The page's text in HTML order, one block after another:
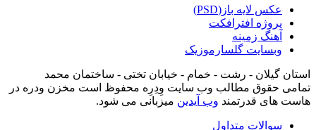
عکس لایه باز(PSD)
پروژه افترافکت
آهنگ زمینه
وبسایت گلسارموزیک
استان گیلان - رشت - خمام - خیابان تختی - ساختمان محمد
تمامی حقوق مطالب وب سایت وِدِرِه محفوظ است مخزن ودره در
هاست های قدرتمند وب آیدین میزبانی می شود.
سوالات متداول